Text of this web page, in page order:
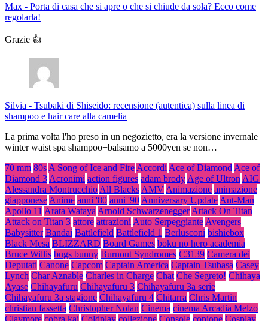
Max - Porta di casa che si apre o che si chiude da sola? Ecco come
regolarla!
Grazie 👍
Silvia - Tsubaki di Shiseido: recensione (autentica) sulla linea di
shampoo e hair care alla camelia
La prima volta l'ho preso in un negozietto, era la versione invernale
winter waist spa shampoo+balsamo a 5000yen se non…
70 mm 80s A Song of Ice and Fire Accordi Ace of Diamond Ace of
Diamond 3 Acronimi action figures adam brody Age of Ultron AIG
Alessandra Montrucchio All Blacks AMV Animazione animazione
giapponese Anime anni '80 anni '90 Anniversary Update Ant-Man
Apollo 11 Arata Wataya Arnold Schwarzenegger Attack On Titan
Attack on Titan 3 attore attrazioni Auto Serpeggiante Avengers
Babysitter Bandai Battlefield Battlefield 1 Berlusconi bishiebox
Black Mesa BLIZZARD Board Games boku no hero academia
Bruce Willis bugs bunny Burnout Syndromes C3139 Camera dei
Deputati Canone Capcom Captain America Captain Tsubasa Casey
Lynch Char Aznable Charles in Charge Chat Che Segreto! Chihaya
Ayase Chihayafuru Chihayafuru 3 Chihayafuru 3a serie
Chihayafuru 3a stagione Chihayafuru 4 Chitarra Chris Martin
christian fassetta Christopher Nolan Cinema cinema Arcadia Melzo
Claymore cobra kai Coldplay collezione Console copione Cosplay